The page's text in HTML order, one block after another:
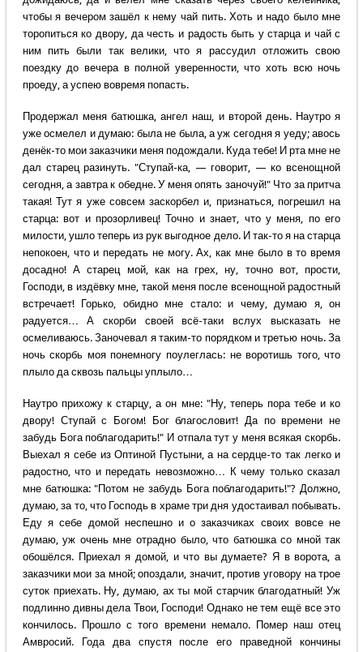
чтобы я вечером зашёл к нему чай пить. Хоть и надо было мне
торопиться ко двору, да честь и радость быть у старца и чай с
ним пить были так велики, что я рассудил отложить свою
поездку до вечера в полной уверенности, что хоть всю ночь
проеду, а успею вовремя попасть.
Продержал меня батюшка, ангел наш, и второй день. Наутро я
уже осмелел и думаю: была не была, а уж сегодня я уеду; авось
денёк-то мои заказчики меня подождали. Куда тебе! И рта мне не
дал старец разинуть. "Ступай-ка, — говорит, — ко всенощной
сегодня, а завтра к обедне. У меня опять заночуй!" Что за притча
такая! Тут я уже совсем заскорбел и, признаться, погрешил на
старца: вот и прозорливец! Точно и знает, что у меня, по его
милости, ушло теперь из рук выгодное дело. И так-то я на старца
непокоен, что и передать не могу. Ах, как мне было в то время
досадно! А старец мой, как на грех, ну, точно вот, прости,
Господи, в издёвку мне, такой меня после всенощной радостный
встречает! Горько, обидно мне стало: и чему, думаю я, он
радуется… А скорби своей всё-таки вслух высказать не
осмеливаюсь. Заночевал я таким-то порядком и третью ночь. За
ночь скорбь моя понемногу поулеглась: не воротишь того, что
плыло да сквозь пальцы уплыло…
Наутро прихожу к старцу, а он мне: "Ну, теперь пора тебе и ко
двору! Ступай с Богом! Бог благословит! Да по времени не
забудь Бога поблагодарить!" И отпала тут у меня всякая скорбь.
Выехал я себе из Оптиной Пустыни, а на сердце-то так легко и
радостно, что и передать невозможно… К чему только сказал
мне батюшка: "Потом не забудь Бога поблагодарить!"? Должно,
думаю, за то, что Господь в храме три дня удостаивал побывать.
Еду я себе домой неспешно и о заказчиках своих вовсе не
думаю, уж очень мне отрадно было, что батюшка со мной так
обошёлся. Приехал я домой, и что вы думаете? Я в ворота, а
заказчики мои за мной; опоздали, значит, против уговору на трое
суток приехать. Ну, думаю, ах ты мой старчик благодатный! Уж
подлинно дивны дела Твои, Господи! Однако не тем ещё все это
кончилось. Прошло с того времени немало. Помер наш отец
Амвросий. Года два спустя после его праведной кончины